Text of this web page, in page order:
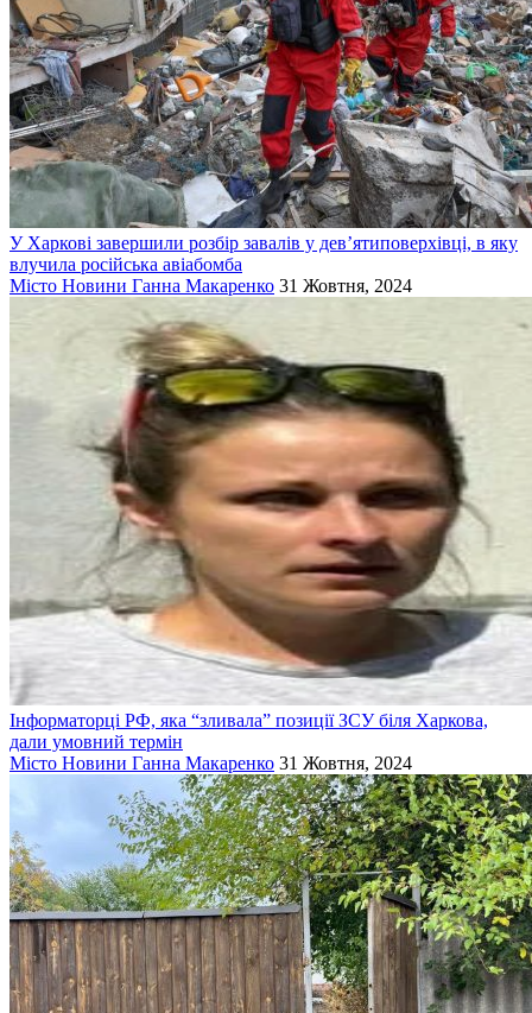
У Харкові завершили розбір завалів у дев’ятиповерхівці, в яку
влучила російська авіабомба
Місто Новини Ганна Макаренко 31 Жовтня, 2024
Інформаторці РФ, яка “зливала” позиції ЗСУ біля Харкова,
дали умовний термін
Місто Новини Ганна Макаренко 31 Жовтня, 2024